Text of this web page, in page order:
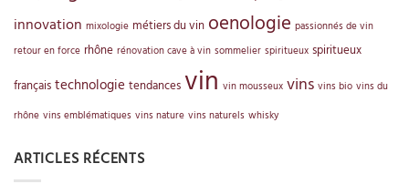
innovation mixologie métiers du vin oenologie passionnés de vin
retour en force rhône rénovation cave à vin sommelier spiritueux spiritueux
français technologie tendances vin vin mousseux vins vins bio vins du
rhône vins emblématiques vins nature vins naturels whisky
ARTICLES RÉCENTS